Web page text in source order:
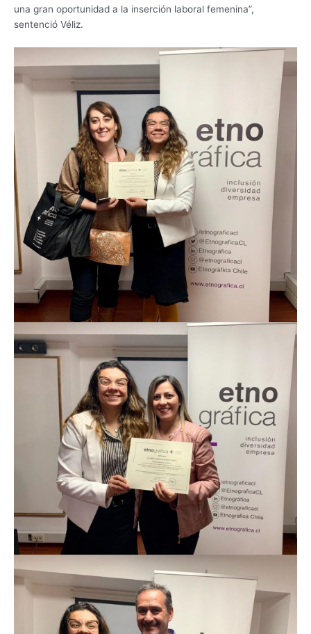
una gran oportunidad a la inserción laboral femenina”,
sentenció Véliz.